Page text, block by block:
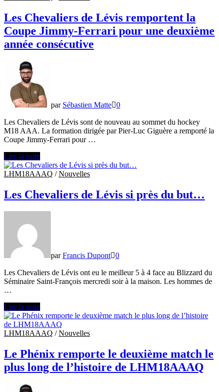
Gaulois
de
Saint-
Hyacinthe
Les Chevaliers de Lévis remportent la
Coupe Jimmy-Ferrari pour une deuxième
année consécutive
par Sébastien Matte 0
Les Chevaliers de Lévis sont de nouveau au sommet du hockey
M18 AAA. La formation dirigée par Pier-Luc Giguère a remporté la
Coupe Jimmy-Ferrari pour …
Les
Chevaliers
de
remportent
la
Ferrari
pour
deuxième
consécutive
Lire la suite
LHM18AAAQ /Nouvelles
Les Chevaliers de Lévis si près du but…
parFrancis Dupont 0
Les Chevaliers de Lévis ont eu le meilleur 5 à 4 face au Blizzard du
Séminaire Saint-François mercredi soir à la maison. Les hommes de
…
Les
Chevaliers
de
Lévis
près
du
but…
Lire la suite
LHM18AAAQ /Nouvelles
Le Phénix remporte le deuxième match le
plus long de l’histoire de LHM18AAAQ